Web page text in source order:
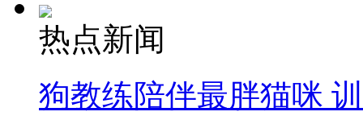
热点新闻
狗教练陪伴最胖猫咪